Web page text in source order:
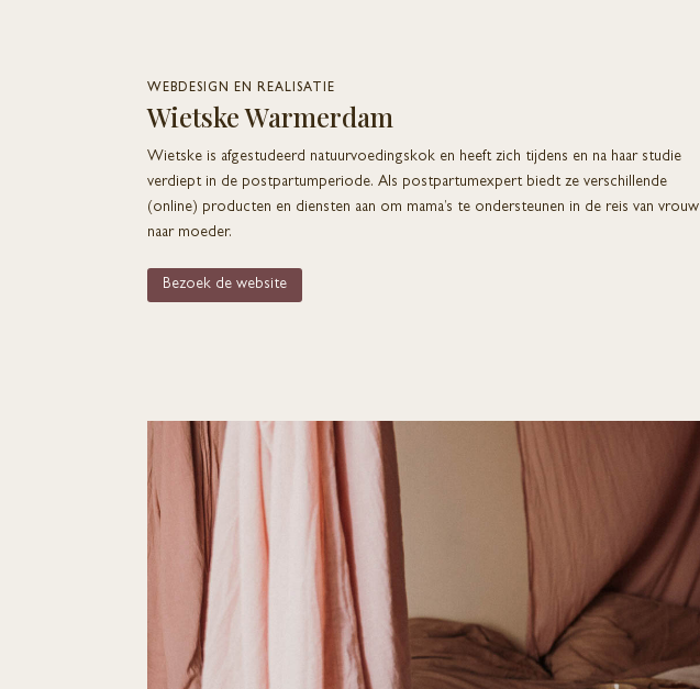
WEBDESIGN EN REALISATIE
Wietske Warmerdam
Wietske is afgestudeerd natuurvoedingskok en heeft zich tijdens en na haar studie
verdiept in de postpartumperiode. Als postpartumexpert biedt ze verschillende
(online) producten en diensten aan om mama’s te ondersteunen in de reis van vrouw
naar moeder.
Bezoek de website